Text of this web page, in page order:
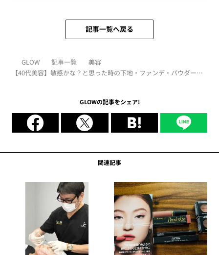
記事一覧へ戻る
GLOW 記事一覧
美容
【40代美容】敏感かな？と思った時の下地・ファンデ・パウダーの
GLOWの記事をシェア!
関連記事